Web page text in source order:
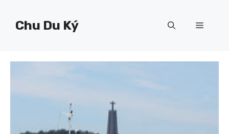
Chu Du Ký Menu